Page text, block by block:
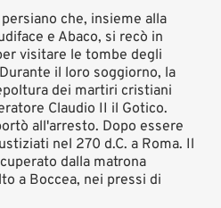
che, insieme alla
e Abaco, si recò in
visitare le tombe degli
il loro soggiorno, la
dei martiri cristiani
Claudio II il Gotico.
all'arresto. Dopo essere
nel 270 d.C. a Roma. Il
dalla matrona
a Boccea, nei pressi di